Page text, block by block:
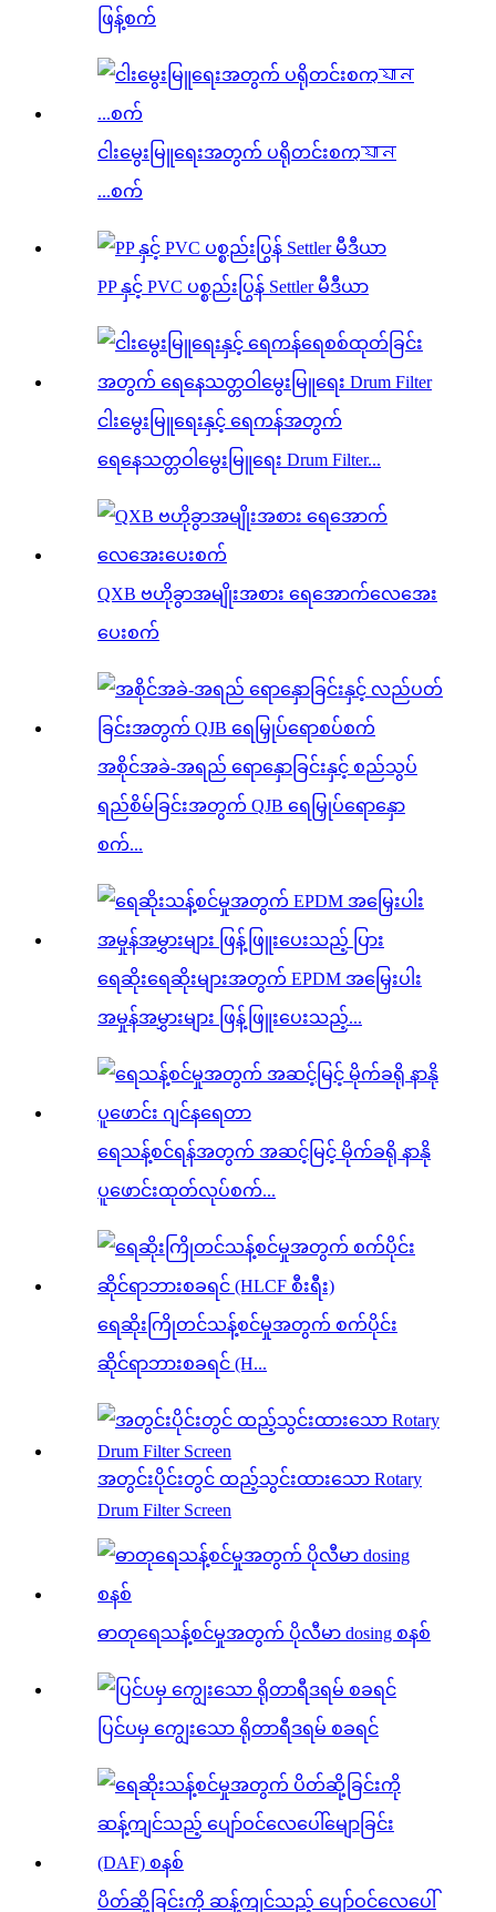
ဖြန့်စက်
ငါးမွေးမြူရေးအတွက် ပရိုတင်းစက্যান
...စက်
PP နှင့် PVC ပစ္စည်းပြွန် Settler မီဒီယာ
ငါးမွေးမြူရေးနှင့် ရေကန်အတွက်
ရေနေသတ္တဝါမွေးမြူရေး Drum Filter...
QXB ဗဟိုခွာအမျိုးအစား ရေအောက်လေအေး
ပေးစက်
အစိုင်အခဲ-အရည် ရောနှောခြင်းနှင့် စည်သွပ်
ရည်စိမ်ခြင်းအတွက် QJB ရေမြှုပ်ရောနှော
စက်...
ရေဆိုးရေဆိုးများအတွက် EPDM အမြှေးပါး
အမှုန်အမွှားများ ဖြန့်ဖြူးပေးသည့်...
ရေသန့်စင်ရန်အတွက် အဆင့်မြင့် မိုက်ခရို နာနို
ပူဖောင်းထုတ်လုပ်စက်...
ရေဆိုးကြိုတင်သန့်စင်မှုအတွက် စက်ပိုင်း
ဆိုင်ရာဘားစခရင် (H...
အတွင်းပိုင်းတွင် ထည့်သွင်းထားသော Rotary
Drum Filter Screen
ဓာတုရေသန့်စင်မှုအတွက် ပိုလီမာ dosing စနစ်
ပြင်ပမှ ကျွေးသော ရိုတာရီဒရမ် စခရင်
ပိတ်ဆို့ခြင်းကို ဆန့်ကျင်သည့် ပျော်ဝင်လေပေါ်